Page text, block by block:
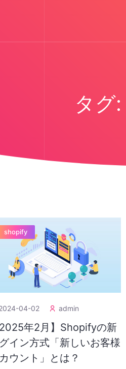
タグ:
shopify
04-02 admin
2025年2月】Shopifyの新
イン方式「新しいお客様
ウント」とは？